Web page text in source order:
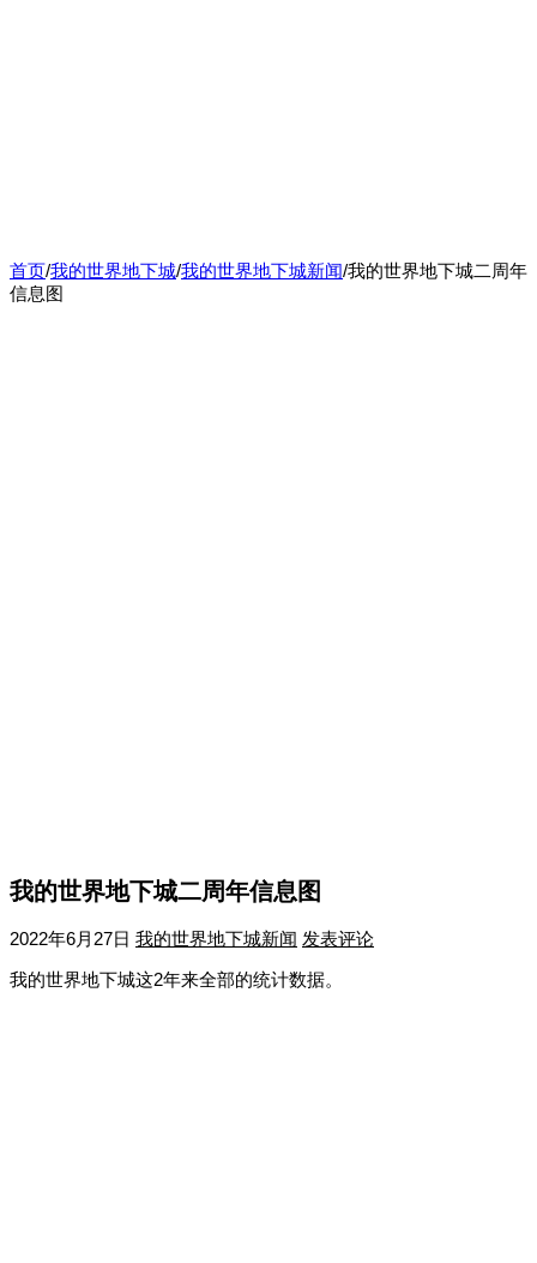
首页/我的世界地下城/我的世界地下城新闻/我的世界地下城二周年
信息图
我的世界地下城二周年信息图
2022年6月27日 我的世界地下城新闻 发表评论
我的世界地下城这2年来全部的统计数据。